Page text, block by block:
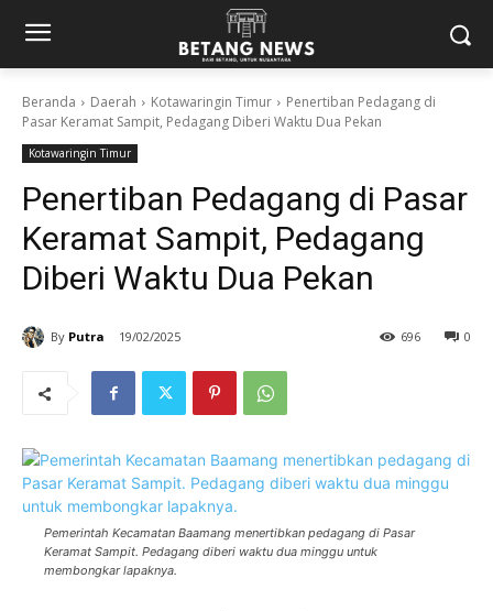
Beranda Daerah Kotawaringin Timur
Penertiban Pedagang di
Pasar Keramat Sampit, Pedagang Diberi Waktu Dua Pekan
Kotawaringin Timur
Penertiban Pedagang di Pasar
Keramat Sampit, Pedagang
Diberi Waktu Dua Pekan
By Putra 19/02/2025 0
696
Pemerintah Kecamatan Baamang menertibkan pedagang di Pasar
Keramat Sampit. Pedagang diberi waktu dua minggu untuk
membongkar lapaknya.